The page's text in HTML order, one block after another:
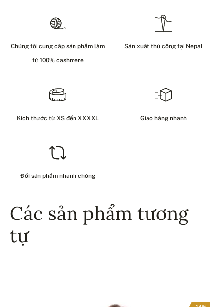
Chúng tôi cung cấp sản phẩm làm
từ 100% cashmere
Sản xuất thủ công tại Nepal
Kích thước từ XS đến XXXXL Giao hàng nhanh
Đổi sản phẩm nhanh chóng
Các sản phẩm tương
tự